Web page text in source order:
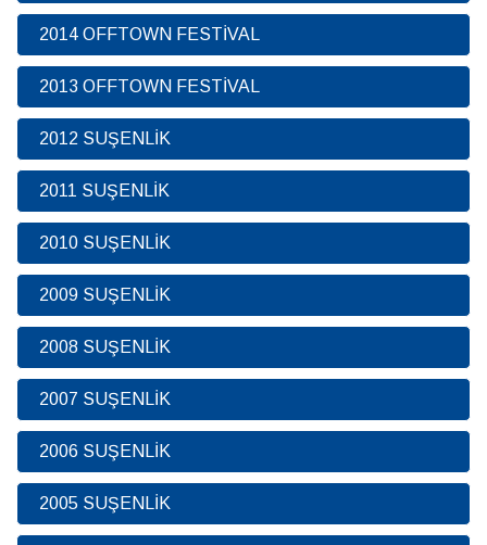
2014 OFFTOWN FESTİVAL
2013 OFFTOWN FESTİVAL
2012 SUŞENLİK
2011 SUŞENLİK
2010 SUŞENLİK
2009 SUŞENLİK
2008 SUŞENLİK
2007 SUŞENLİK
2006 SUŞENLİK
2005 SUŞENLİK